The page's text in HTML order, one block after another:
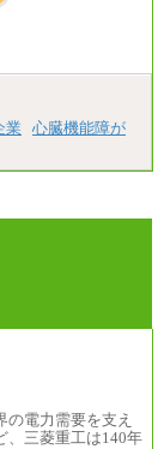
業
心臓機能障が
電力需要を支え
、三菱重工は140年